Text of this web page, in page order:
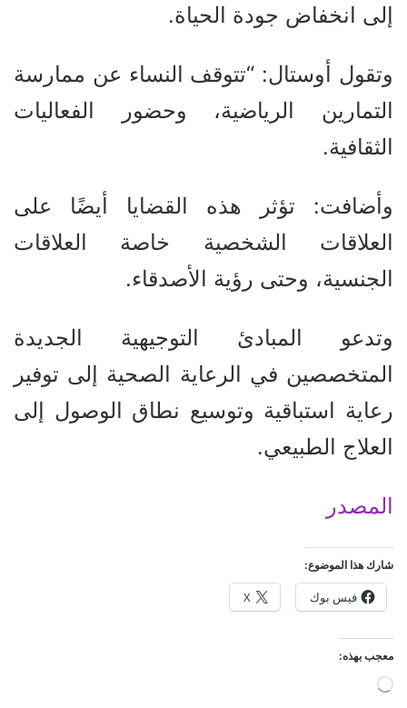
إلى انخفاض جودة الحياة.
وتقول أوستال: “تتوقف النساء عن ممارسة
التمارين الرياضية، وحضور الفعاليات
الثقافية.
وأضافت: تؤثر هذه القضايا أيضًا على
العلاقات الشخصية خاصة العلاقات
الجنسية، وحتى رؤية الأصدقاء.
وتدعو المبادئ التوجيهية الجديدة
المتخصصين في الرعاية الصحية إلى توفير
رعاية استباقية وتوسيع نطاق الوصول إلى
العلاج الطبيعي.
المصدر
شارك هذا الموضوع:
فيس بوك X
معجب بهذه: